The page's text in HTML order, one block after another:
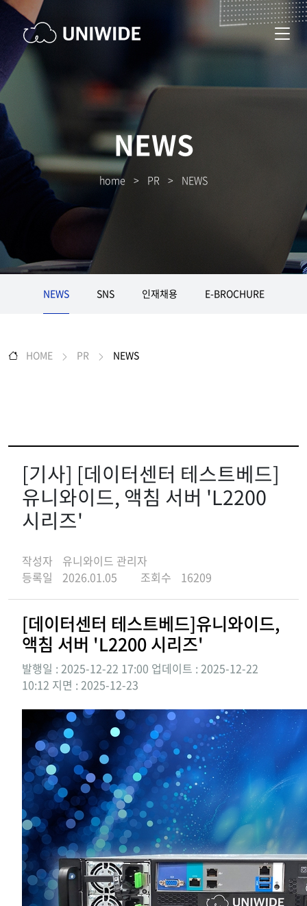
NEWS
home > PR > NEWS
NEWS SNS 인재채용 E-BROCHURE
HOME PR NEWS
[기사] [데이터센터 테스트베드]
유니와이드, 액침 서버 'L2200
시리즈'
작성자
유니와이드 관리자
등록일
2026.01.05 조회수 16209
[데이터센터 테스트베드]유니와이드,
액침 서버 'L2200 시리즈'
발행일 : 2025-12-22 17:00 업데이트 : 2025-12-22
10:12 지면 : 2025-12-23